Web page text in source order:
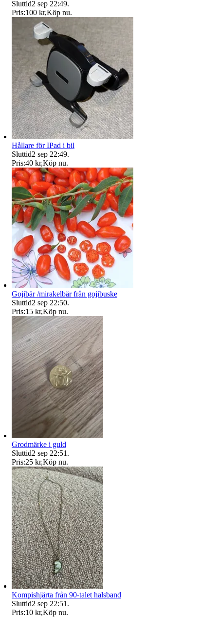
Sluttid2 sep 22:49.
Pris:100 kr,Köp nu.
Hållare för IPad i bil
Sluttid2 sep 22:49.
Pris:40 kr,Köp nu.
Gojibär /mirakelbär från gojibuske
Sluttid2 sep 22:50.
Pris:15 kr,Köp nu.
Grodmärke i guld
Sluttid2 sep 22:51 .
Pris:25 kr,Köp nu.
Kompishjärta från 90-talet halsband
Sluttid2 sep 22:51 .
Pris:10 kr,Köp nu.